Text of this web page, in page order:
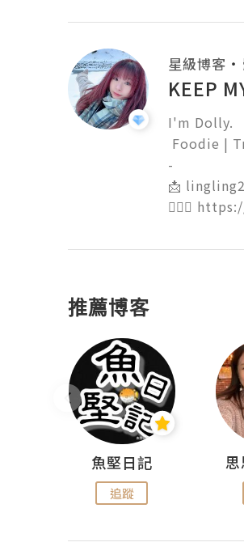
星級博客 ・
KEEP
I'm Dolly.
-
📩
🙋🏻‍♀️
推薦博客
魚堅日記
追蹤